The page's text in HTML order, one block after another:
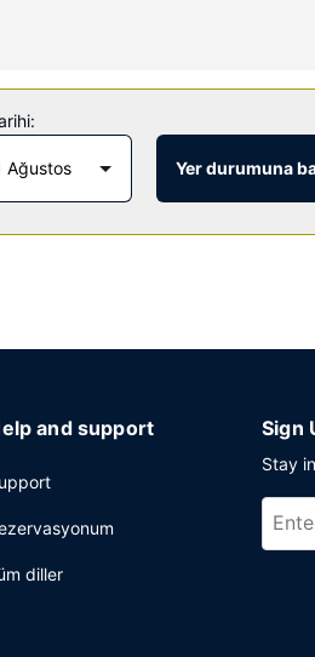
Ağustos Yer durumuna
and support
diller
Sign
Stay